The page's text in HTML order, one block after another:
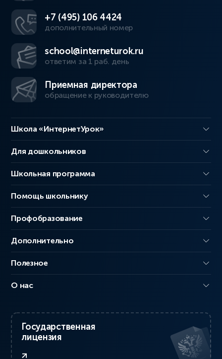
+7 (495) 106 4424
дополнительный номер
school@interneturok.ru
ответим за 1 раб. день
Приемная директора
обращение к руководителю
Школа «ИнтернетУрок»
Для дошкольников
Школьная программа
Помощь школьнику
Профобразование
Дополнительно
Полезное
О нас
Государственная
лицензия